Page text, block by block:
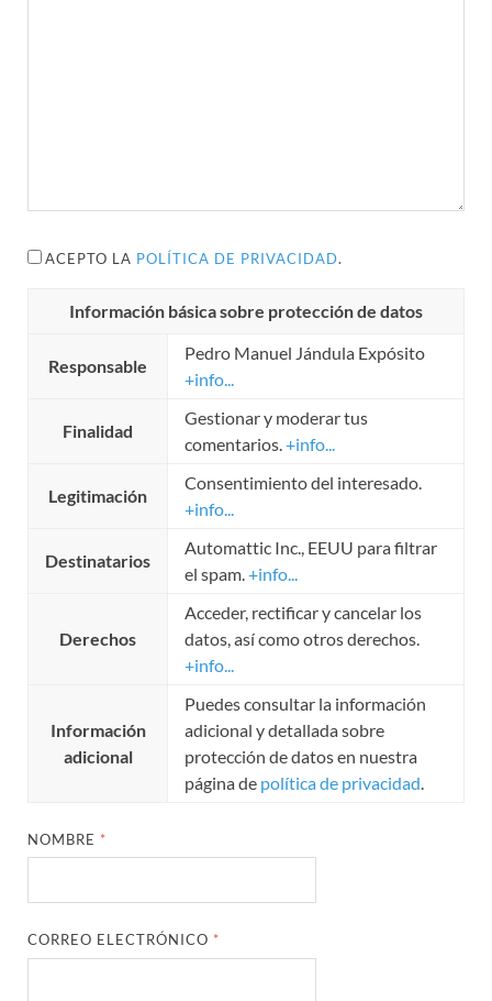
ACEPTO LA POLÍTICA DE PRIVACIDAD.
Información básica sobre protección de datos
Responsable
Pedro Manuel Jándula Expósito
+info...
Finalidad
Gestionar y moderar tus
comentarios. +info...
Legitimación
Consentimiento del interesado.
+info...
Destinatarios
Automattic Inc., EEUU para filtrar
el spam. +info...
Derechos
Acceder, rectificar y cancelar los
datos, así como otros derechos.
+info...
Información
adicional
Puedes consultar la información
adicional y detallada sobre
protección de datos en nuestra
página de política de privacidad
NOMBRE *
CORREO ELECTRÓNICO *